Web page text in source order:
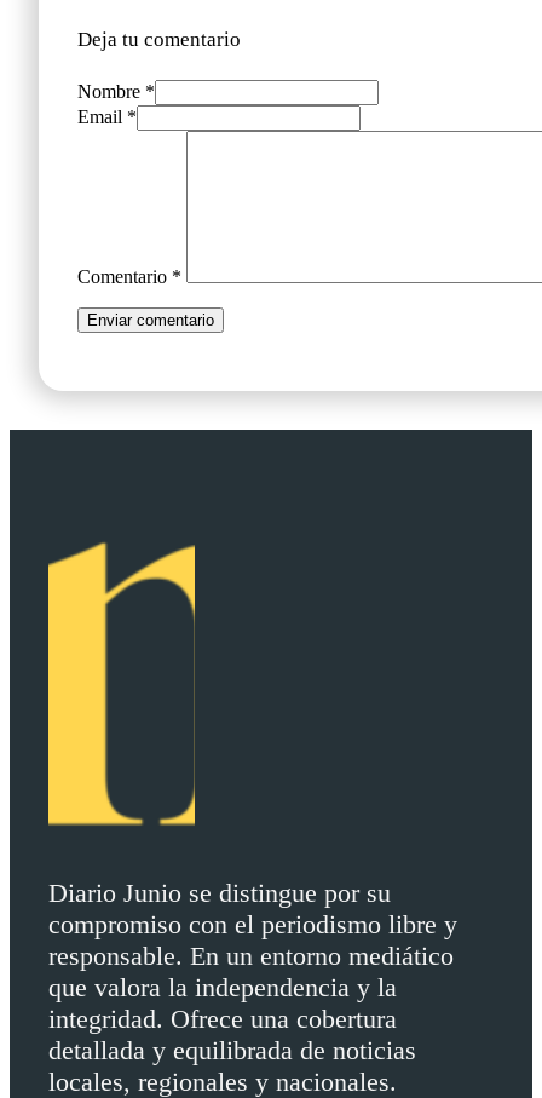
Deja tu comentario
Nombre *
Email *
Comentario *
Diario Junio se distingue por su
compromiso con el periodismo libre y
responsable. En un entorno mediático
que valora la independencia y la
integridad. Ofrece una cobertura
detallada y equilibrada de noticias
locales, regionales y nacionales.